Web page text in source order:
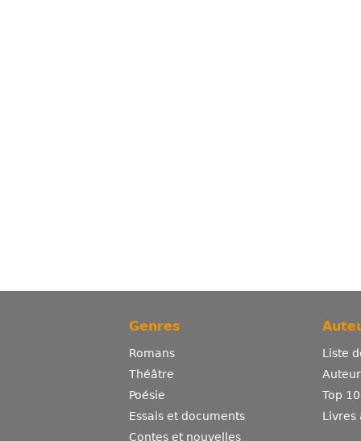
Genres
Romans
Théâtre
Poésie
Essais et documents
Contes et nouvelles
Liste
Top
Livres